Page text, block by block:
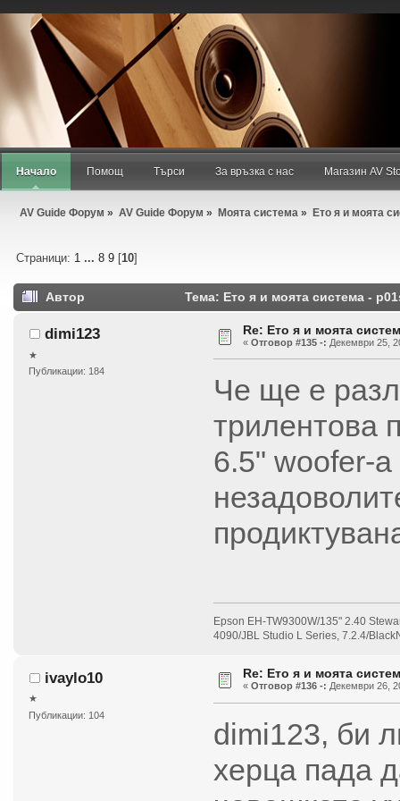
Добре дошъл/дошла, Гост. Моля, въведи своето потребителско име
регистрирай
Август 06, 2026, 05:18:17 am
Начало Помощ Търси За връзка с нас Магазин AV
AV Guide Форум » AV Guide Форум » Моята система» Ето я и моята
Страници: 1 ... 8 9[10]
Автор Тема: Ето я и моята система -
dimi123
★
Публикации: 184
Re: Ето я и моята
« Отговор #135 -: Декември 25,
Че ще е
трилентова
6.5" woofer-а
Epson EH-TW9300W/135" 2.40
4090/JBL Studio L Series, 7.2.4/
ivaylo10
★
Публикации: 104
Re: Ето я и моята
« Отговор #136 -: Декември 26,
dimi123, би
херца пада